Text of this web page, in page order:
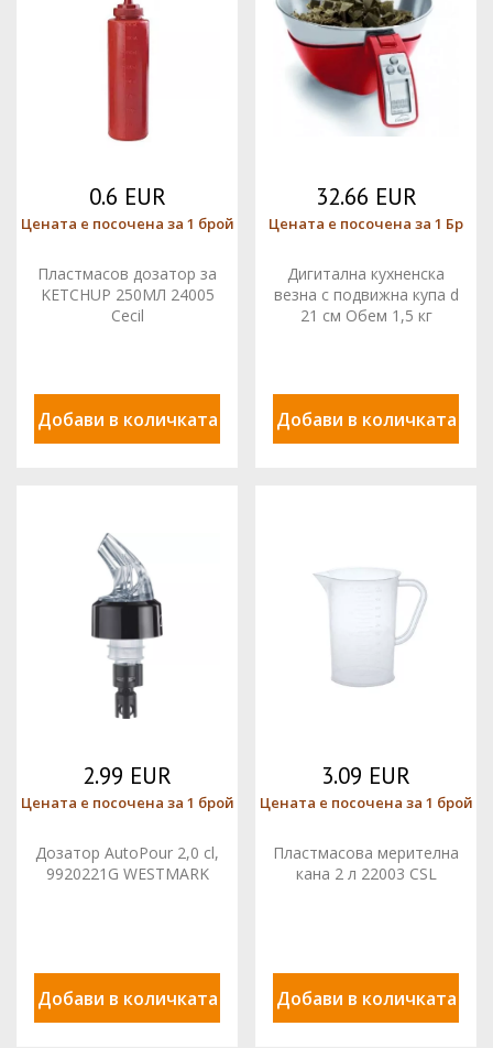
0.6 EUR
Цената е посочена за 1 брой
Пластмасов дозатор за
KETCHUP 250МЛ 24005
Cecil
Добави в количката
32.66 EUR
Цената е посочена за 1 Бр
Дигитална кухненска
везна с подвижна купа d
21 см Обем 1,5 кг
Добави в количката
2.99 EUR
Цената е посочена за 1 брой
Дозатор AutoPour 2,0 cl,
9920221G WESTMARK
Добави в количката
3.09 EUR
Цената е посочена за 1 брой
Пластмасова мерителна
кана 2 л 22003 CSL
Добави в количката